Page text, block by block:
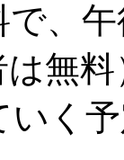
、午
無
いく